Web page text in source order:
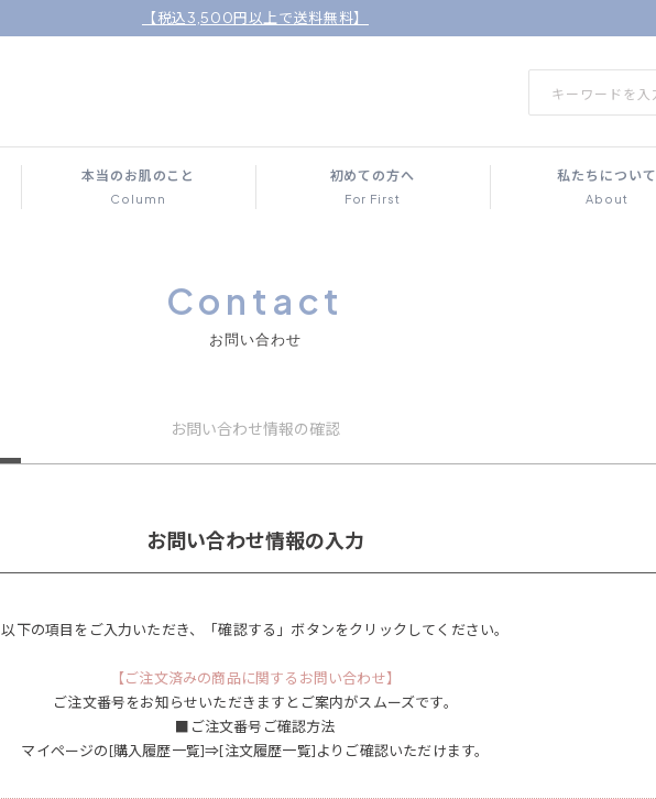
【税込3,500円以上で送料無料】
本当のお肌のこと
Column
初めての方へ
For First
私たちについて
About
Contact
お問い合わせ
お問い合わせ情報の確認
お問い合わせ情報の入力
以下の項目をご入力いただき、「確認する」ボタンをクリックしてください。
【ご注文済みの商品に関するお問い合わせ】
ご注文番号をお知らせいただきますとご案内がスムーズです。
■ご注文番号ご確認方法
マイページの[購入履歴一覧]⇒[注文履歴一覧]よりご確認いただけます。